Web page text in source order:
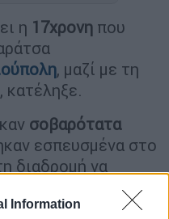
Information
η 17χρονη που
, μαζί με τη
σοβαρότατα
εσπευσμένα στο
διαδρομή να
Έφτασαν στο
12:30, με τους